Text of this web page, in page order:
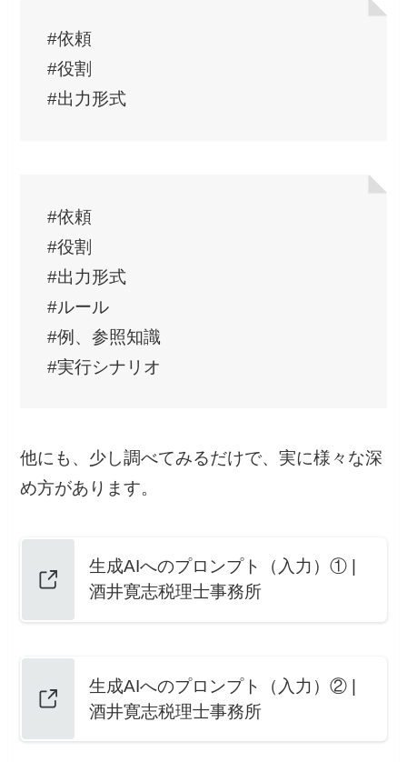
#依頼
#役割
#出力形式
#依頼
#役割
#出力形式
#ルール
#例、参照知識
#実行シナリオ
他にも、少し調べてみるだけで、実に様々な深
め方があります。
生成AIへのプロンプト（入力）① |
酒井寛志税理士事務所
生成AIへのプロンプト（入力）② |
酒井寛志税理士事務所